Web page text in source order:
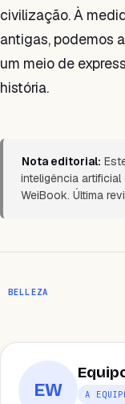
civilização. À
antigas, podemos
um meio de
história.
Nota editorial:
inteligência
WeiBook. Última
BELLEZA
EW A